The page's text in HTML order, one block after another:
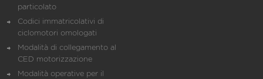
particolato
Codici immatricolativi di
ciclomotori omologati
Modalità di collegamento al
CED motorizzazione
Modalità operative per il